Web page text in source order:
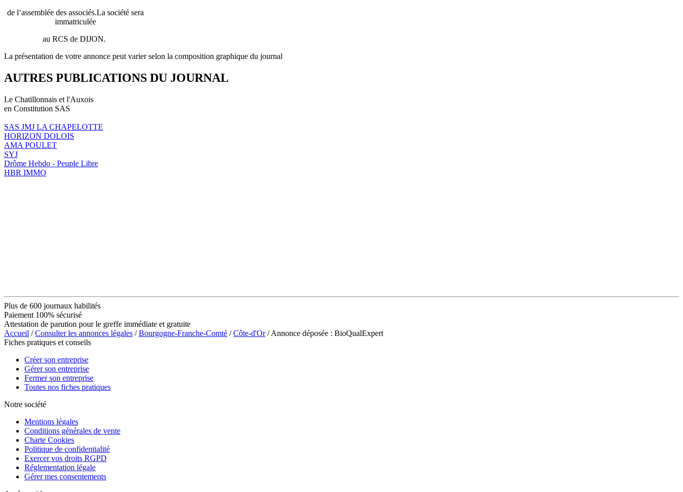
de l’assemblée des associés.La société sera
immatriculée
au RCS de DIJON.
La présentation de votre annonce peut varier selon la composition graphique du journal
AUTRES PUBLICATIONS DU JOURNAL
Le Chatillonnais et l'Auxois
en Constitution SAS
SAS JMJ LA CHAPELOTTE
HORIZON DOLOIS
AMA POULET
SYJ
Drôme Hebdo - Peuple Libre
HBR IMMO
Plus de 600 journaux habilités
Paiement 100% sécurisé
Attestation de parution pour le greffe immédiate et gratuite
Accueil /Consulter les annonces légales /Bourgogne-Franche-Comté /Côte-d'Or/ Annonce déposée : BioQualExpert
Fiches pratiques et conseils
Créer son entreprise
Gérer son entreprise
Fermer son entreprise
Toutes nos fiches pratiques
Notre société
Mentions légales
Conditions générales de vente
Charte Cookies
Politique de confidentialité
Exercer vos droits RGPD
Réglementation légale
Gérer mes consentements